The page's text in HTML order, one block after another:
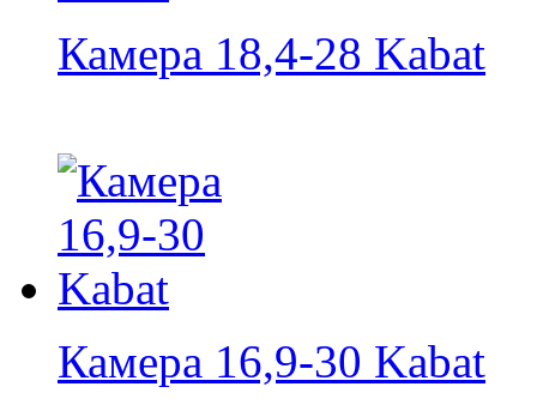
Камера 18,4-28 Kabat
Камера 16,9-30 Kabat